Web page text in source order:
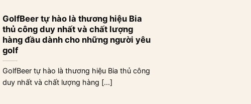
GolfBeer tự hào là thương hiệu Bia
thủ công duy nhất và chất lượng
hàng đầu dành cho những người yêu
golf
GolfBeer tự hào là thương hiệu Bia thủ công
duy nhất và chất lượng hàng [...]